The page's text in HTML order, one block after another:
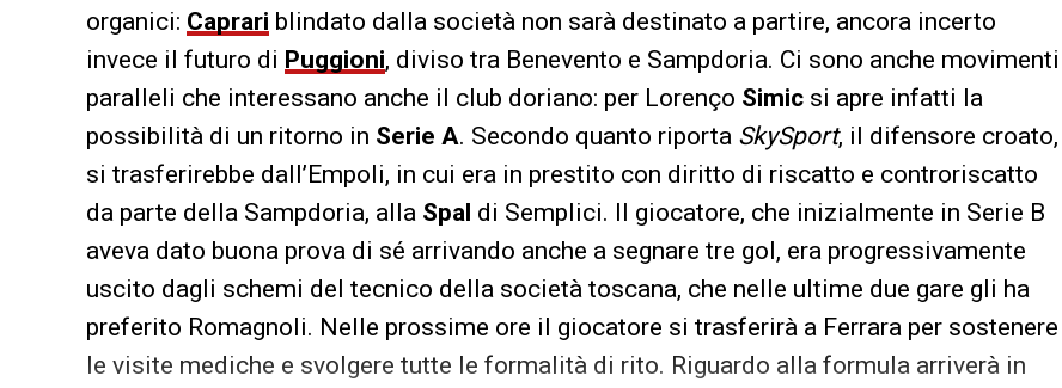
organici: Caprari blindato dalla società non sarà destinato a partire, ancora incerto
invece il futuro di Puggioni, diviso tra Benevento e Sampdoria. Ci sono anche movimenti
paralleli che interessano anche il club doriano: per Lorenço Simic si apre infatti la
possibilità di un ritorno in Serie A. Secondo quanto riporta SkySport, il difensore croato,
si trasferirebbe dall’Empoli, in cui era in prestito con diritto di riscatto e controriscatto
da parte della Sampdoria, alla Spal di Semplici. Il giocatore, che inizialmente in Serie B
aveva dato buona prova di sé arrivando anche a segnare tre gol, era progressivamente
uscito dagli schemi del tecnico della società toscana, che nelle ultime due gare gli ha
preferito Romagnoli. Nelle prossime ore il giocatore si trasferirà a Ferrara per sostenere
le visite mediche e svolgere tutte le formalità di rito. Riguardo alla formula arriverà in